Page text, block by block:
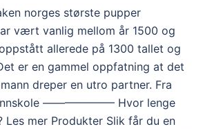
vært vanlig mellom år 1500 og
allerede på 1300 tallet og
er en gammel oppfatning at det
dreper en utro partner. Fra
——————– Hvor lenge
Les mer Produkter Slik får du en